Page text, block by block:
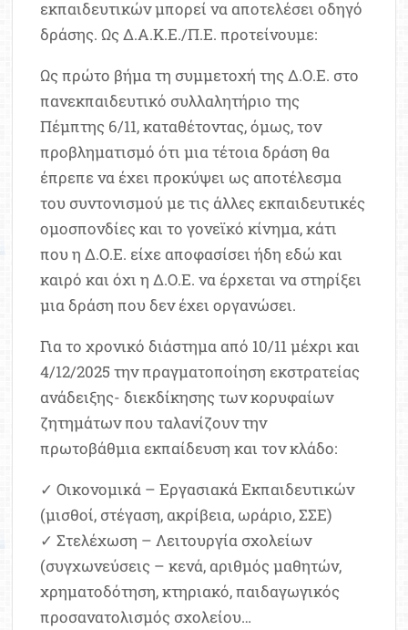
εκπαιδευτικών μπορεί να αποτελέσει οδηγό
δράσης. Ως Δ.Α.Κ.Ε./Π.Ε. προτείνουμε:
Ως πρώτο βήμα τη συμμετοχή της Δ.Ο.Ε. στο
πανεκπαιδευτικό συλλαλητήριο της
Πέμπτης 6/11, καταθέτοντας, όμως, τον
προβληματισμό ότι μια τέτοια δράση θα
έπρεπε να έχει προκύψει ως αποτέλεσμα
του συντονισμού με τις άλλες εκπαιδευτικές
ομοσπονδίες και το γονεϊκό κίνημα, κάτι
που η Δ.Ο.Ε. είχε αποφασίσει ήδη εδώ και
καιρό και όχι η Δ.Ο.Ε. να έρχεται να στηρίξει
μια δράση που δεν έχει οργανώσει.
Για το χρονικό διάστημα από 10/11 μέχρι και
4/12/2025 την πραγματοποίηση εκστρατείας
ανάδειξης- διεκδίκησης των κορυφαίων
ζητημάτων που ταλανίζουν την
πρωτοβάθμια εκπαίδευση και τον κλάδο:
✓ Οικονομικά – Εργασιακά Εκπαιδευτικών
(μισθοί, στέγαση, ακρίβεια, ωράριο, ΣΣΕ)
✓ Στελέχωση – Λειτουργία σχολείων
(συγχωνεύσεις – κενά, αριθμός μαθητών,
χρηματοδότηση, κτηριακό, παιδαγωγικός
προσανατολισμός σχολείου…